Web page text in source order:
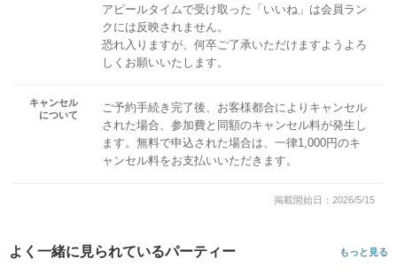
アピールタイムで受け取った「いいね」は会員ラン
クには反映されません。
恐れ入りますが、何卒ご了承いただけますようよろ
しくお願いいたします。
キャンセル
について
ご予約手続き完了後、お客様都合によりキャンセル
された場合、参加費と同額のキャンセル料が発生し
ます。無料で申込された場合は、一律1,000円のキ
ャンセル料をお支払いいただきます。
掲載開始日：2026/5/15
よく一緒に見られているパーティー もっと見る